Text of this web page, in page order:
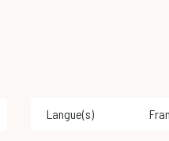
Langue(s)